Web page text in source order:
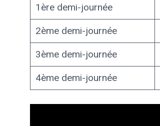
1ère demi-journée
2ème demi-journée
3ème demi-journée
4ème demi-journée